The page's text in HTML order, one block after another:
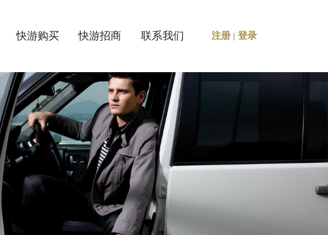
快游购买 快游招商 联系我们 注册 | 登录